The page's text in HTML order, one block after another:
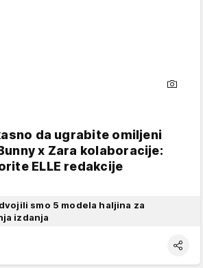
da ugrabite omiljeni
x Zara kolaboracije:
ELLE redakcije
smo 5 modela haljina za
izdanja